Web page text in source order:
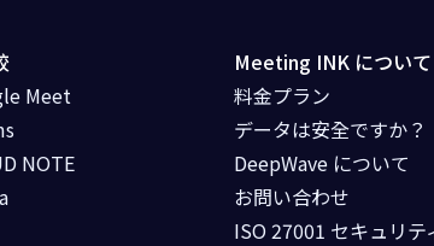
Meet
NOTE
Meeting INK について
料金プラン
データは安全ですか？
DeepWave について
お問い合わせ
ISO 27001 セキュリテ